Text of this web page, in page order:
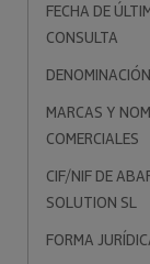
FECHA DE
CONSULTA
DENOMINACIÓN
MARCAS Y
COMERCIALES
CIF/NIF DE
SOLUTION SL
FORMA